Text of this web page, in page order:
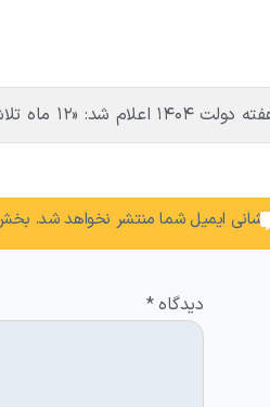
نشانی ایمیل شما منتشر نخواهد شد.
دیدگاه*